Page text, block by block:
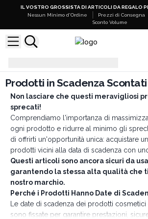
IL VOSTRO GROSSISTA DI ARTICOLI DA REGALO
Nessun Minimo d'Ordine
Prezzi di Consegna
Sconto Volume
Prodotti in Scadenza Scontati
Non lasciare che questi meravigliosi
sprecati!
Comprendiamo l'importanza di
ogni prodotto e ridurre al minimo gli
di offrirti un'opportunità unica: acquistare
prodotti vicini alla data di scadenza con
Questi articoli sono ancora sicuri da
garantendo la stessa alta qualità che
nostro marchio.
Perché i Prodotti Hanno Date di
Le date di scadenza dei prodotti
sono fissate per garantire prestazioni,